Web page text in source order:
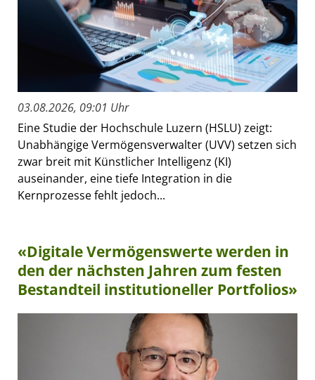
03.08.2026, 09:01 Uhr
Eine Studie der Hochschule Luzern (HSLU) zeigt:
Unabhängige Vermögensverwalter (UVV) setzen sich
zwar breit mit Künstlicher Intelligenz (KI)
auseinander, eine tiefe Integration in die
Kernprozesse fehlt jedoch...
«Digitale Vermögenswerte werden in
den der nächsten Jahren zum festen
Bestandteil institutioneller Portfolios»